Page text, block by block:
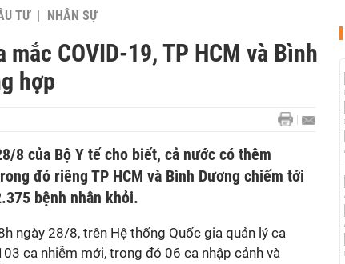
TƯ NHÂN SỰ
COVID-19, TP HCM và Bình
hợp
8 của Bộ Y tế cho biết, cả nước có thêm
đó riêng TP HCM và Bình Dương chiếm tới
bệnh nhân khỏi.
ngày 28/8, trên Hệ thống Quốc gia quản lý ca
ca nhiễm mới, trong đó 06 ca nhập cảnh và